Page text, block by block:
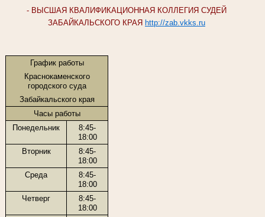
- ВЫСШАЯ КВАЛИФИКАЦИОННАЯ КОЛЛЕГИЯ СУДЕЙ
ЗАБАЙКАЛЬСКОГО КРАЯ http://zab.vkks.ru
График работы
Краснокаменского
городского суда
Забайкальского края
Часы работы
Понедельник
8:45-
18:00
Вторник
8:45-
18:00
Среда
8:45-
18:00
Четверг
8:45-
18:00